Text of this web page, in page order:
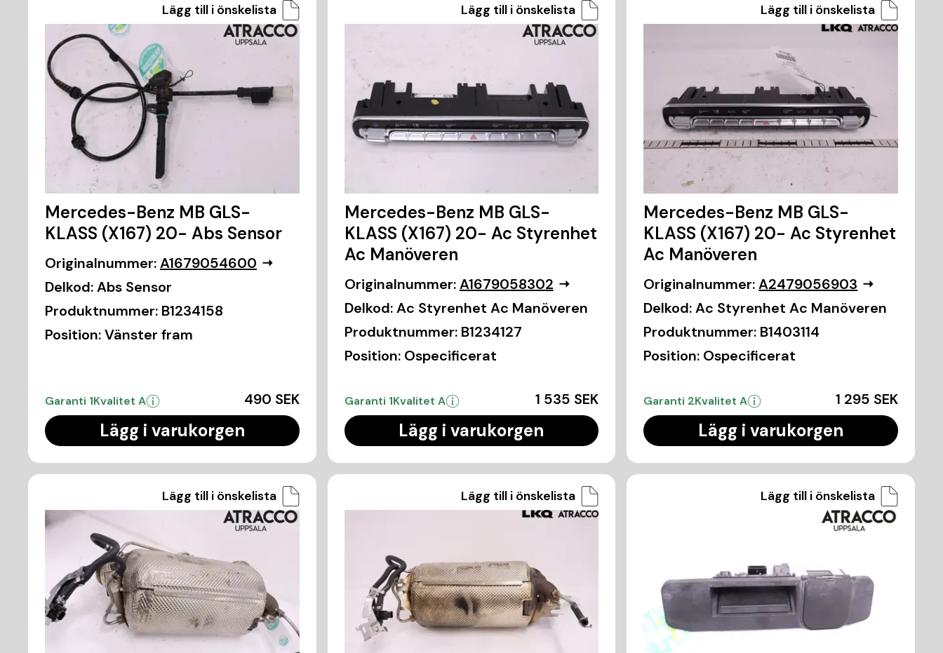
Lägg till i önskelista
Mercedes-Benz MB GLS-
KLASS (X167) 20- Abs Sensor
Originalnummer:A1679054600
Delkod:Abs Sensor
Produktnummer: B1234158
Position:Vänster fram
Garanti 1Kvalitet A 490 SEK
Lägg i varukorgen
Lägg till i önskelista
Mercedes-Benz MB GLS-
KLASS (X167) 20- Ac Styrenhet
Ac Manöveren
Originalnummer: A1679058302
Delkod: Ac Styrenhet Ac Manöveren
Produktnummer: B1234127
Position: Ospecificerat
Garanti 1Kvalitet A 1 535 SEK
Lägg i varukorgen
Lägg till i önskelista
Mercedes-Benz MB GLS-
KLASS (X167) 20- Ac Styrenhet
Ac Manöveren
Originalnummer: A2479056903
Delkod: Ac Styrenhet Ac Manöveren
Produktnummer: B1403114
Position: Ospecificerat
Garanti 2Kvalitet A 1 295 SEK
Lägg i varukorgen
Lägg till i önskelista Lägg till i önskelista Lägg till i önskelista